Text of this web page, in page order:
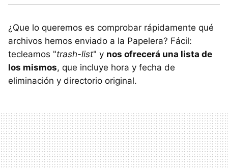
¿Que lo queremos es comprobar rápidamente qué
archivos hemos enviado a la Papelera? Fácil:
tecleamos "trash-list" y nos ofrecerá una lista de
los mismos, que incluye hora y fecha de
eliminación y directorio original.